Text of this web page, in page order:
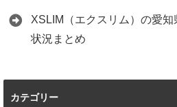
XSLIM（エクスリム）の愛
状況まとめ
カテゴリー